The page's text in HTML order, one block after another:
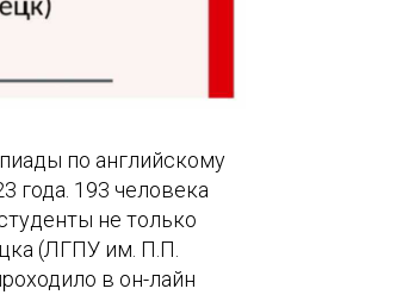
по английскому
года. 193 человека
не только
(ЛГПУ им. П.П.
в он-лайн